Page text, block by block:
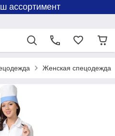
ассортимент
Женская спецодежда